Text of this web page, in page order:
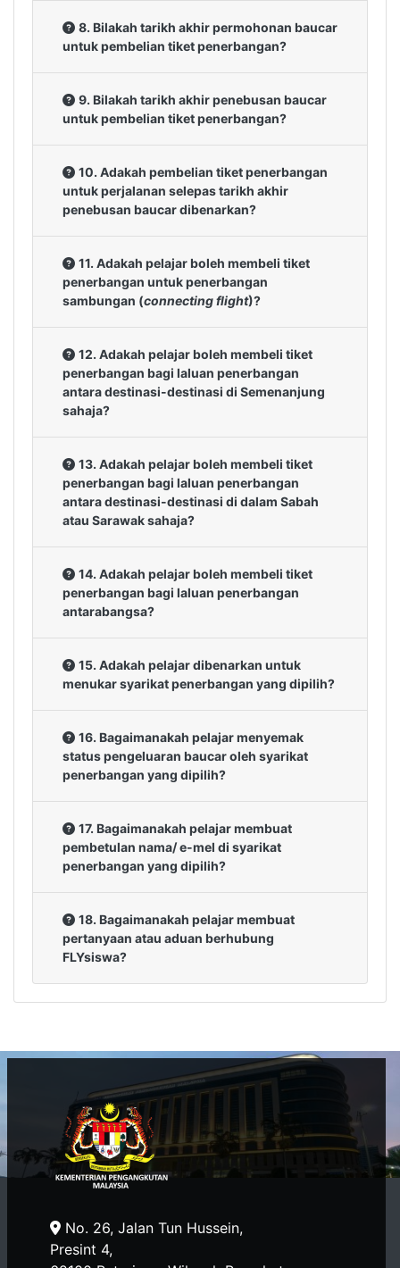
8. Bilakah tarikh akhir permohonan baucar
untuk pembelian tiket penerbangan?
9. Bilakah tarikh akhir penebusan baucar
untuk pembelian tiket penerbangan?
10. Adakah pembelian tiket penerbangan
untuk perjalanan selepas tarikh akhir
penebusan baucar dibenarkan?
11. Adakah pelajar boleh membeli tiket
penerbangan untuk penerbangan
sambungan (connecting flight)?
12. Adakah pelajar boleh membeli tiket
penerbangan bagi laluan penerbangan
antara destinasi-destinasi di Semenanjung
sahaja?
13. Adakah pelajar boleh membeli tiket
penerbangan bagi laluan penerbangan
antara destinasi-destinasi di dalam Sabah
atau Sarawak sahaja?
14. Adakah pelajar boleh membeli tiket
penerbangan bagi laluan penerbangan
antarabangsa?
15. Adakah pelajar dibenarkan untuk
menukar syarikat penerbangan yang dipilih?
16. Bagaimanakah pelajar menyemak
status pengeluaran baucar oleh syarikat
penerbangan yang dipilih?
17. Bagaimanakah pelajar membuat
pembetulan nama/ e-mel di syarikat
penerbangan yang dipilih?
18. Bagaimanakah pelajar membuat
pertanyaan atau aduan berhubung
FLYsiswa?
No. 26, Jalan Tun Hussein,
Presint 4,